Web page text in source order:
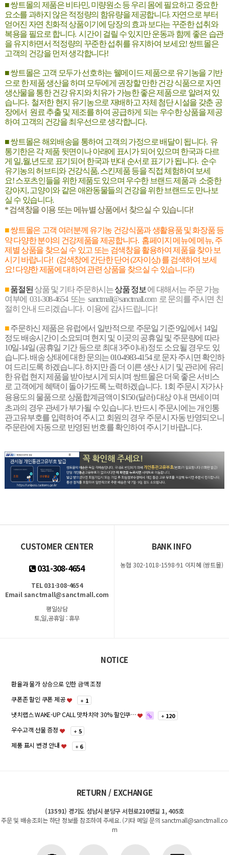
■쌍트몰의 제품은 비타민, 미량원소 등 우리 몸에 필요하고 중요한
요소를 과하지 않은 적정량의 함유량을 제공합니다. 자연으로 부터
얻어진 자연 친화적 상품이기에 당장의 효과 보다는 꾸준한 섭취와
복용을 필요로 합니다. 시간이 걸릴 수 있지만 운동과 함께 좋은 습관
을 유지하면서 적정량의 꾸준한 섭취를 유지하여 보세요! 쌍트몰은
고객의 건강을 먼저 생각합니다!
■ 쌍트몰은 고객 모두가 선호하는 웰메이드 제품으로 유기농을 기반
으로 한제품 생산을 하며 모두에게 권장할 만한 건강 식품으로 자연
생산물을 통한 건강 유지와 치유가 가능한 좋은 제품으로 알려져 있
습니다. 철저한 현지 유기농으로 재배하고 자체 첨단 시설을 갖춘 공
장에서 원료 추출 및 제조를 하여 공급하게 되는 우수한 상품을 제공
하여 고객의 건강을 최우선으로 생각합니다.
■쌍트몰은 해외배송을 통하여 고객의 가정으로 배달이 됩니다. 유
통기한은 각 제품 뒷면이나 아래에 표시가 되어 있으며 한국과 다르
게 일,월,년도로 표기되어 한국과 반대 순서로 표기가 됩니다. 순수
유기농의 허브티와 건강식품, 스킨제품 등을 직접 체험하여 보세
요!스포츠인들을 위한 제품도 있으며 우수한 브랜드 제품과 소중한
강아지, 고양이와 같은 애완동물들의 건강을 위한 브랜드도 만나보
실 수 있습니다.
*검색창을 이용 또는 메뉴별 상품에서 찾으실 수 있습니다!
■쌍트몰은 고객 여러분께 유기농 건강식품과 생활용품 및 화장품 등
약 다양한 분야의 건강제품을 제공합니다. 홈페이지 메뉴에 메뉴, 주
제별 상품을 찾으실 수 있고 또는 검색창을 활용하여 제품을 찾아 보
시기 바랍니다! (검색창에 간단한 단어 (2자이상) 를 검색하여 보세
요! 다양한 제품에 대하여 관련 상품을 찾으실 수 있습니다!)
■​품절된 상품 및 기타 주문하시는상품 정보 ​ 에 대해서는 주문 가능
여부에 031-308-4654 또는sanctmall@sanctmall.com​ 로 문의를 주시면 친
절히 안내 드리겠습니다. 이용에 감사드립니다!
■​주문하신 제품은 유럽에서 일반적으로 주문일 기준 9일에서 14일
정도 배송시간이 소요되며 현지 및 이곳의 공휴일 및 주문량에 따라
10일-14일 (공휴일 기간 등으로 최대 3주이내) 정도 소요될 경우도 있
습니다. 배송 상태에 대한 문의는 010-4983-4154 로 문자 주시면 확인하
여 드리도록 하겠습니다. 하지만 좀 더 이른 생산 시기 및 관리에 유리
한 유럽 현지 제품을 받아보시게 되시며 쌍트몰은 더욱 좋은 서비스
로 고객에게 혜택이 돌아가도록 노력하겠습니다. 1회 주문시 자가사
용용도의 물품으로 상품합계금액이 $150 (달러) 대상 이내 면세이며
초과의 경우 관세가 부가될 수 있습니다. 반드시 주문시에는 개인통
관고유부호를 입력하여 주시고 회원의 경우 주문시 자동 반영되오니
주문란에 자동으로 반영된 번호를 확인하여 주시기 바랍니다.
CUSTOMER CENTER
031-308-4654
TEL 031-308-4654
Email sanctmall@sanctmall.com
평일상담
토,일,공휴일 : 휴무
BANK INFO
농협 302-1018-1598-91 이지혜 (쌍트몰)
NOTICE
환율과 물가 상승으로 인한 금액 조정
쿠폰존 할인 쿠폰 제공
+ 1
냇치랩스 WAKE-UP CALL 맛차치약 30% 할인쿠… + 120
우수고객 선물 증정 + 5
제품 표시 변경 안내 + 6
RETURN / EXCHANGE
(13591) 경기도 성남시 분당구 서현로210번길 1, 405호
주문 및 배송조회는 하단 정보를 참조하여 주세요. (기타 메일 문의 sanctmall@sanctmall.co
m